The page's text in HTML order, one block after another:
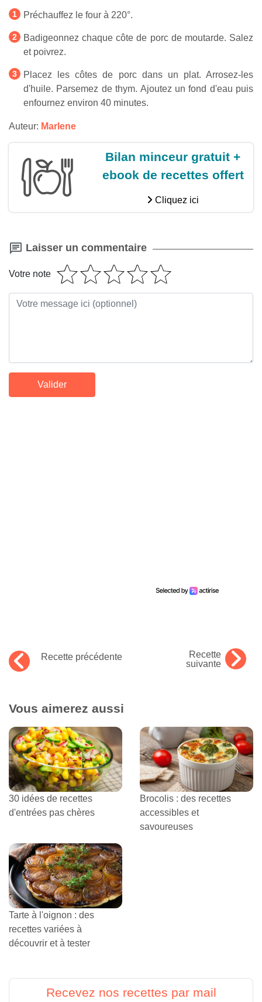
Préchauffez le four à 220°.
Badigeonnez chaque côte de porc de moutarde. Salez
et poivrez.
Placez les côtes de porc dans un plat. Arrosez-les
d'huile. Parsemez de thym. Ajoutez un fond d'eau puis
enfournez environ 40 minutes.
Auteur: Marlene
Bilan minceur gratuit +
ebook de recettes offert
Cliquez ici
Laisser un commentaire
Votre note
Recette précédente
Recette
suivante
Vous aimerez aussi
30 idées de recettes
d'entrées pas chères
Brocolis : des recettes
accessibles et
savoureuses
Tarte à l'oignon : des
recettes variées à
découvrir et à tester
Recevez nos recettes par mail